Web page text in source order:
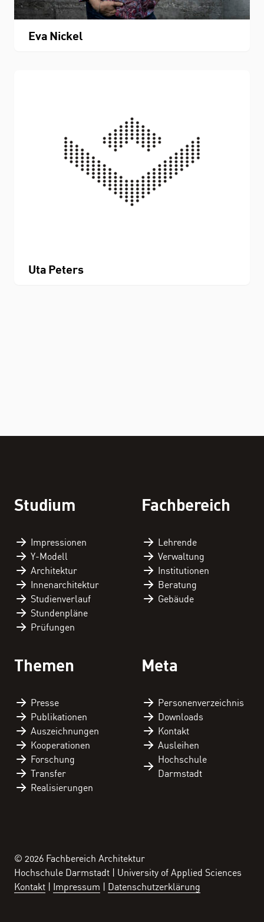
Downloads
Kontakt
Eva Nickel
Uta Peters
Studium
Impressionen
Y-Modell
Architektur
Innenarchitektur
Studienverlauf
Stundenpläne
Prüfungen
Fachbereich
Lehrende
Verwaltung
Institutionen
Beratung
Gebäude
Themen
Presse
Publikationen
Auszeichnungen
Kooperationen
Forschung
Transfer
Realisierungen
Meta
Personen­verzeichnis
Downloads
Kontakt
Ausleihen
Hochschule
Darmstadt
© 2026 Fachbereich Architektur
Hochschule Darmstadt | University of Applied Sciences
Kontakt
Impressum Datenschutzerklärung